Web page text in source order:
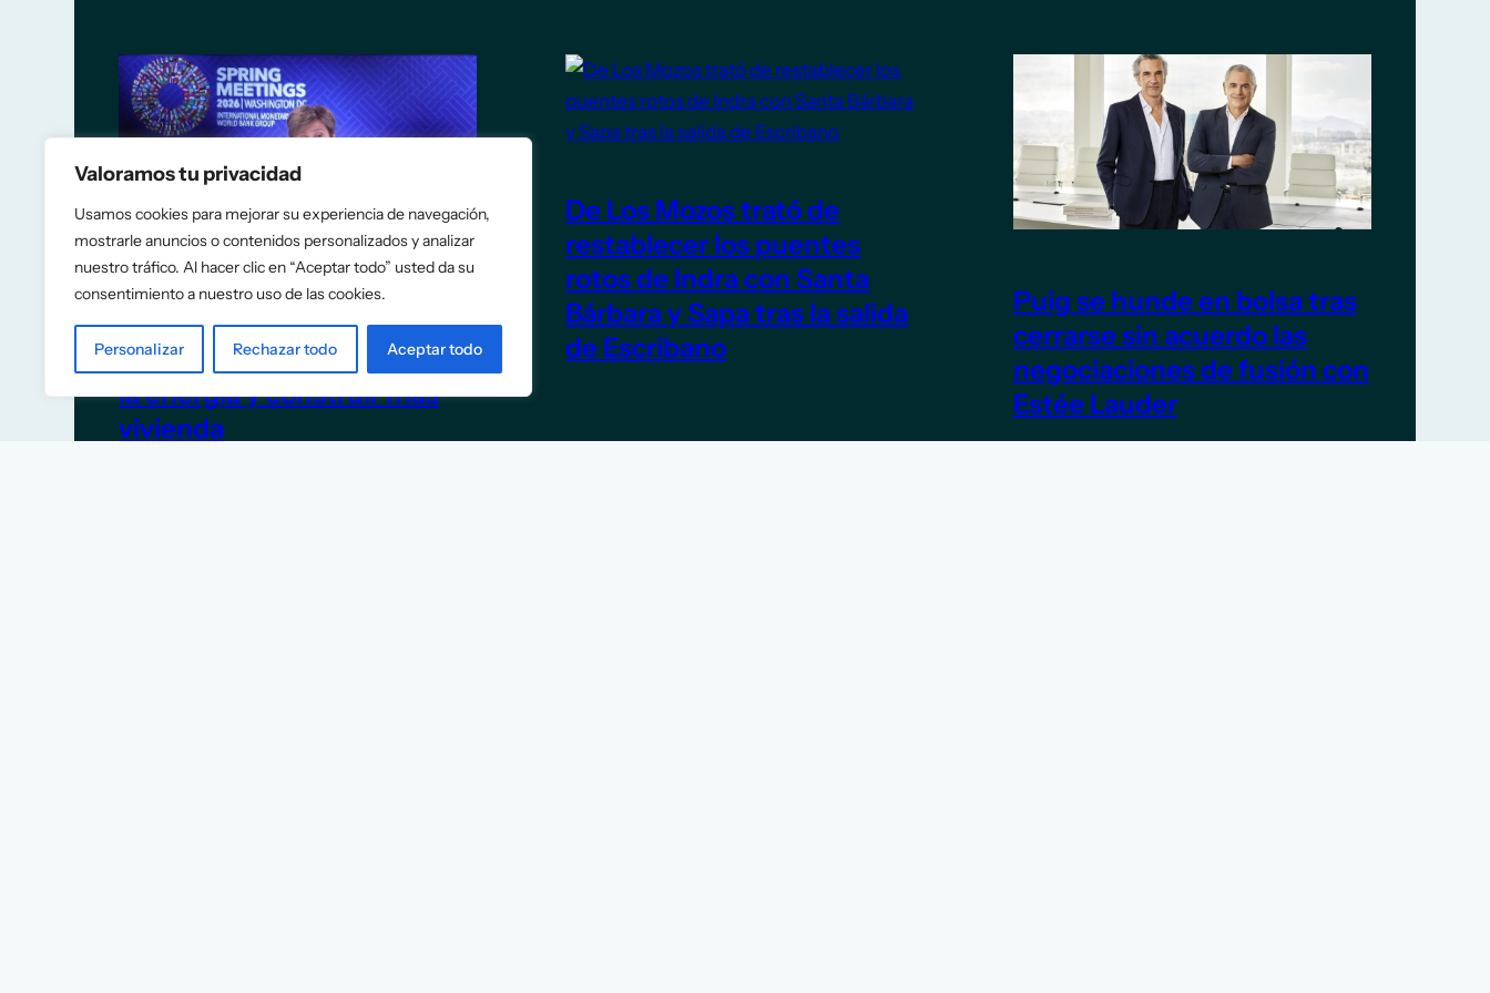
Valoramos tu privacidad
Usamos cookies para mejorar su experiencia de navegación,
mostrarle anuncios o contenidos personalizados y analizar
nuestro tráfico. Al hacer clic en “Aceptar todo” usted da su
consentimiento a nuestro uso de las cookies.
Personalizar Rechazar todo Aceptar todo
El FMI recomienda a España
eliminar las rebajas fiscales a
la energía y construir más
vivienda
De Los Mozos trató de
restablecer los puentes
rotos de Indra con Santa
Bárbara y Sapa tras la salida
de Escribano
Puig se hunde en bolsa tras
cerrarse sin acuerdo las
negociaciones de fusión con
Estée Lauder